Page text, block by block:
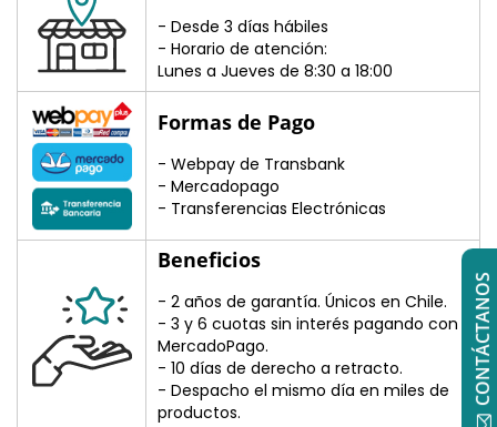
- Desde 3 días hábiles
- Horario de atención:
Lunes a Jueves de 8:30 a 18:00
Formas de Pago
- Webpay de Transbank
- Mercadopago
- Transferencias Electrónicas
Beneficios
- 2 años de garantía. Únicos en Chile.
- 3 y 6 cuotas sin interés pagando con
MercadoPago.
- 10 días de derecho a retracto.
- Despacho el mismo día en miles de
productos.
CONTÁCTANOS